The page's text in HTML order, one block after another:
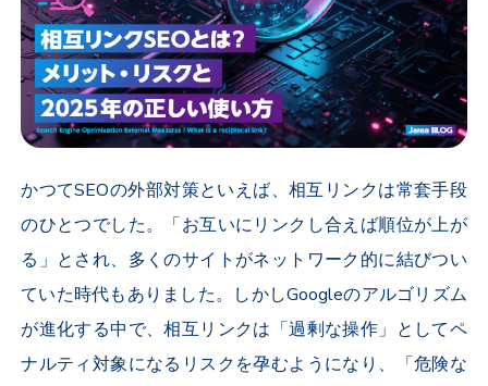
かつてSEOの外部対策といえば、相互リンクは常套手段
のひとつでした。「お互いにリンクし合えば順位が上が
る」とされ、多くのサイトがネットワーク的に結びつい
ていた時代もありました。しかしGoogleのアルゴリズム
が進化する中で、相互リンクは「過剰な操作」としてペ
ナルティ対象になるリスクを孕むようになり、「危険な